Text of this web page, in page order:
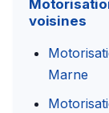
voisines
Marne